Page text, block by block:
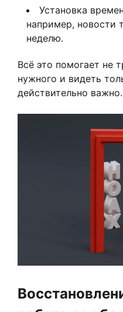
Установка
например, новости
неделю.
Всё это помогает не
нужного и видеть
действительно важно.